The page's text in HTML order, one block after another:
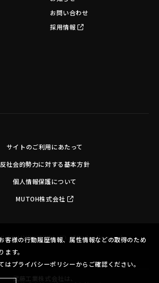
お問い合わせ
採用情報
サイトのご利用にあたって
反社会的勢力に対する基本方針
個人情報保護について
MUTOH株式会社
INDUSTRIES LTD. All Rights Reserved.
客様の行動履歴情報、属性情報などの取得のため
す。
はプライバシーポリシーからご確認ください。
武藤工業株式会社は、